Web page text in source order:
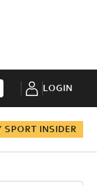
LOGIN
SPORT INSIDER